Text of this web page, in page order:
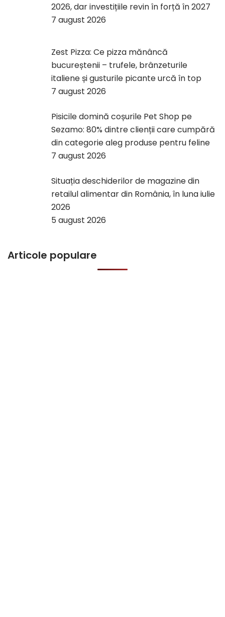
2026, dar investițiile revin în forță în 2027
7 august 2026
Zest Pizza: Ce pizza mănâncă
bucureștenii – trufele, brânzeturile
italiene și gusturile picante urcă în top
7 august 2026
Pisicile domină coșurile Pet Shop pe
Sezamo: 80% dintre clienții care cumpără
din categorie aleg produse pentru feline
7 august 2026
Situația deschiderilor de magazine din
retailul alimentar din România, în luna iulie
2026
5 august 2026
Articole populare